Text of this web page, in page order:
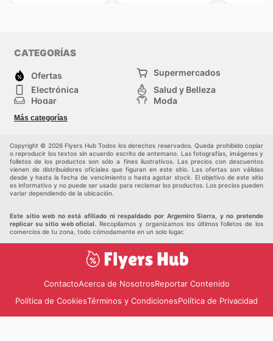
CATEGORÍAS
Ofertas
Supermercados
Electrónica
Salud y Belleza
Hogar
Moda
Herramientas y jardinería
Infancia
Más categorías
Copyright © 2026 Flyers Hub Todos los derechos reservados. Queda prohibido copiar
o reproducir los textos sin acuerdo escrito de antemano. Las fotografías, imágenes y
folletos de los productos son sólo a fines ilustrativos. Las precios con descuentos
vienen de distribuidores oficiales que figuran en este sitio. Las ofertas son válidas
desde y hasta la fecha de vencimiento o hasta agotar stock. El objetivo de este sitio
es informativo y no puede ser usado para reclamar los productos. Los precios pueden
variar dependiendo de la ubicación.
Este sitio web no está afiliado ni respaldado por Argemiro Sierra, y no pretende
replicar su sitio web oficial. Recopilamos y organizamos los últimos folletos de los
comercios de tu zona, todo cómodamente en un solo lugar.
ContactoAcerca de NosotrosReportar Contenido
Política de CookiesTérminos y CondicionesPolítica de Privacidad